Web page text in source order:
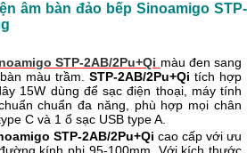
âm bàn đảo bếp Sinoamigo STP-
STP-2AB/2Pu+Qi màu đen sang
màu trầm. STP-2AB/2Pu+Qi tích hợp
15W dùng để sạc điện thoại, máy tính
chuẩn đa năng, phù hợp mọi chân
C và 1 ổ sạc USB type A.
STP-2AB/2Pu+Qi cao cấp với ưu